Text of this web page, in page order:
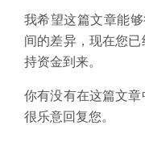
我希望这篇文章能够
间的差异，现在您已
持资金到来。
你有没有在这篇文章
很乐意回复您。